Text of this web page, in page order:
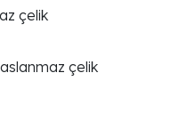
çelik
çelik